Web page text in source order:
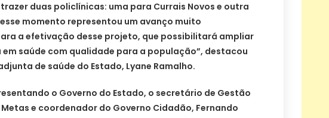
duas policlínicas: uma para Currais Novos e outra
momento representou um avanço muito
a efetivação desse projeto, que possibilitará ampliar
saúde com qualidade para a população”, destacou
de saúde do Estado, Lyane Ramalho.
o Governo do Estado, o secretário de Gestão
e coordenador do Governo Cidadão, Fernando